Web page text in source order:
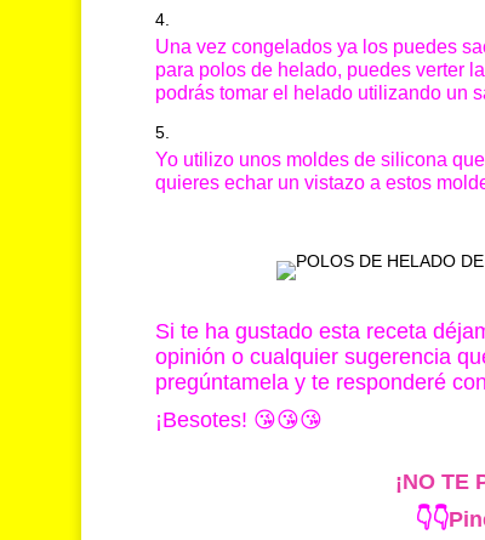
Una vez congelados ya los puedes
para polos de helado, puedes verter
podrás tomar el helado utilizando un
Yo utilizo unos moldes de silicona
quieres echar un vistazo a estos
Si te ha gustado esta receta
opinión o cualquier sugerencia
pregúntamela y te responderé
¡Besotes! 😘😘😘
¡NO TE
👇👇